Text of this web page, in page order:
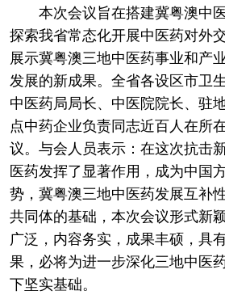
本次会议旨在搭建冀粤澳中
探索我省常态化开展中医药对外
展示冀粤澳三地中医药事业和产
发展的新成果。全省各设区市卫
中医药局局长、中医院院长、驻
点中药企业负责同志近百人在所
议。与会人员表示：在这次抗击
医药发挥了显著作用，成为中国
势，冀粤澳三地中医药发展互补
共同体的基础，本次会议形式新
广泛，内容务实，成果丰硕，具
果，必将为进一步深化三地中医
下坚实基础。